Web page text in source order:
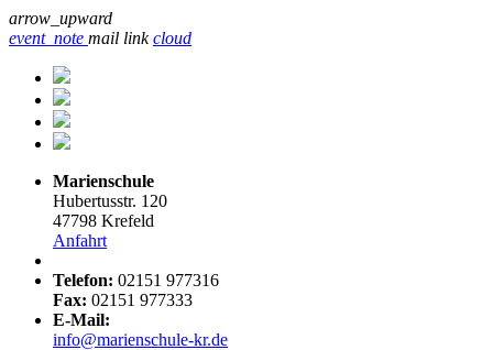
arrow_upward
event_note mail link cloud
Marienschule
Hubertusstr. 120
47798 Krefeld
Anfahrt
Telefon: 02151 977316
Fax: 02151 977333
E-Mail:
info@marienschule-kr.de